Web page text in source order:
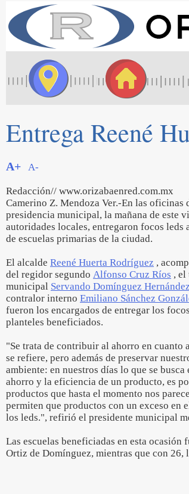
Entrega Reené
A+ A-
Redacción// www.orizabaenred.com.mx
Camerino Z. Mendoza Ver.-En las oficinas
presidencia municipal, la mañana de este
autoridades locales, entregaron focos leds
de escuelas primarias de la ciudad.
El alcalde Reené Huerta Rodríguez ,
del regidor segundo Alfonso Cruz Ríos , el
municipal Servando Domínguez Hernández
contralor interno Emiliano Sánchez
fueron los encargados de entregar los
planteles beneficiados.
"Se trata de contribuir al ahorro en cuanto
se refiere, pero además de preservar
ambiente: en nuestros días lo que se busca
ahorro y la eficiencia de un producto, es
productos que hasta el momento nos
permiten que productos con un exceso en
los leds.", refirió el presidente municipal
Las escuelas beneficiadas en esta
Ortiz de Domínguez, mientras que con